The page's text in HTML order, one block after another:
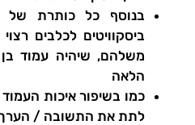
בנוסף כל כותרת של
ביסקוויטים לכלבים
משלהם, שיהיה עמוד
הלאה
כמו בשיפור איכות
לתת את התשובה / הערך